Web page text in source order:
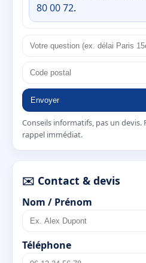
80 00 72.
Envoyer
Conseils informatifs, pas un
rappel immédiat.
✉️ Contact & devis
Nom / Prénom
Téléphone